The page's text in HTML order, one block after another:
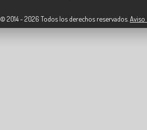
© 2014 - 2026 Todos los derechos reservados. Aviso